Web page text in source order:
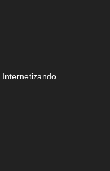
Internetizando